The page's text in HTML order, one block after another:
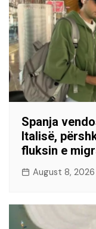
Spanja
Italisë,
fluksin e
August 8, 2026